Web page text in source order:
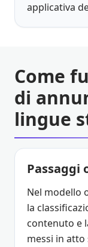
applicativa
Come
di
lingue
Passaggi
Nel modello
la
contenuto e
messi in